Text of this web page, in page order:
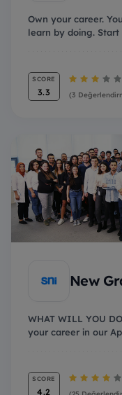
Own your career.
learn by doing. Start
SCORE
3.3 (3
New
WHAT WILL YOU DO? As a New Graduate, you can
your career in our
SCORE
4.2